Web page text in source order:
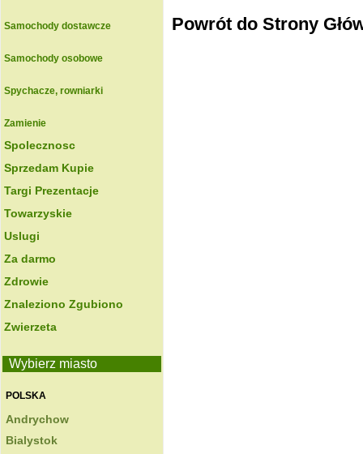
Samochody dostawcze
Samochody osobowe
Spychacze, rowniarki
Zamienie
Spolecznosc
Sprzedam Kupie
Targi Prezentacje
Towarzyskie
Uslugi
Za darmo
Zdrowie
Znaleziono Zgubiono
Zwierzeta
Wybierz miasto
POLSKA
Andrychow
Bialystok
Powrót do Strony